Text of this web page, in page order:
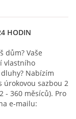
HODIN
dům? Vaše
vlastního
Nabízím
úrokovou sazbou 2
- 360 měsíců). Pro
e-mailu: